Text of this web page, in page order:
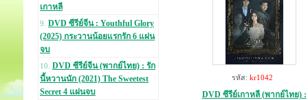
เกาหลี
9. DVD ซีรีย์จีน : Youthful Glory
(2025) กระวานน้อยแรกรัก 6 แผ่น
จบ
10. DVD ซีรีย์จีน (พากย์ไทย) : รัก
นี้หวานนัก (2021) The Sweetest
Secret 4 แผ่นจบ
รหัส: kr1042
DVD ซีรีย์เกาหลี (พากย์ไทย) :